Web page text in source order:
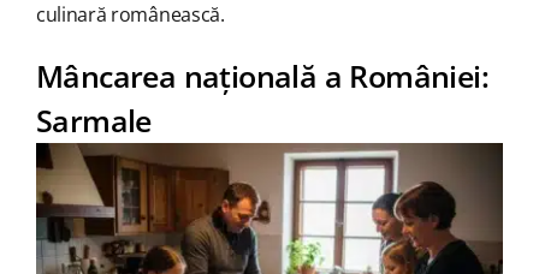
culinară românească.
Mâncarea națională a României:
Sarmale